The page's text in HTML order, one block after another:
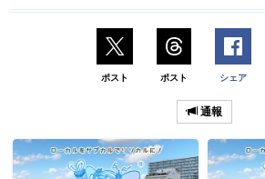
ポスト ポスト シェア
通報